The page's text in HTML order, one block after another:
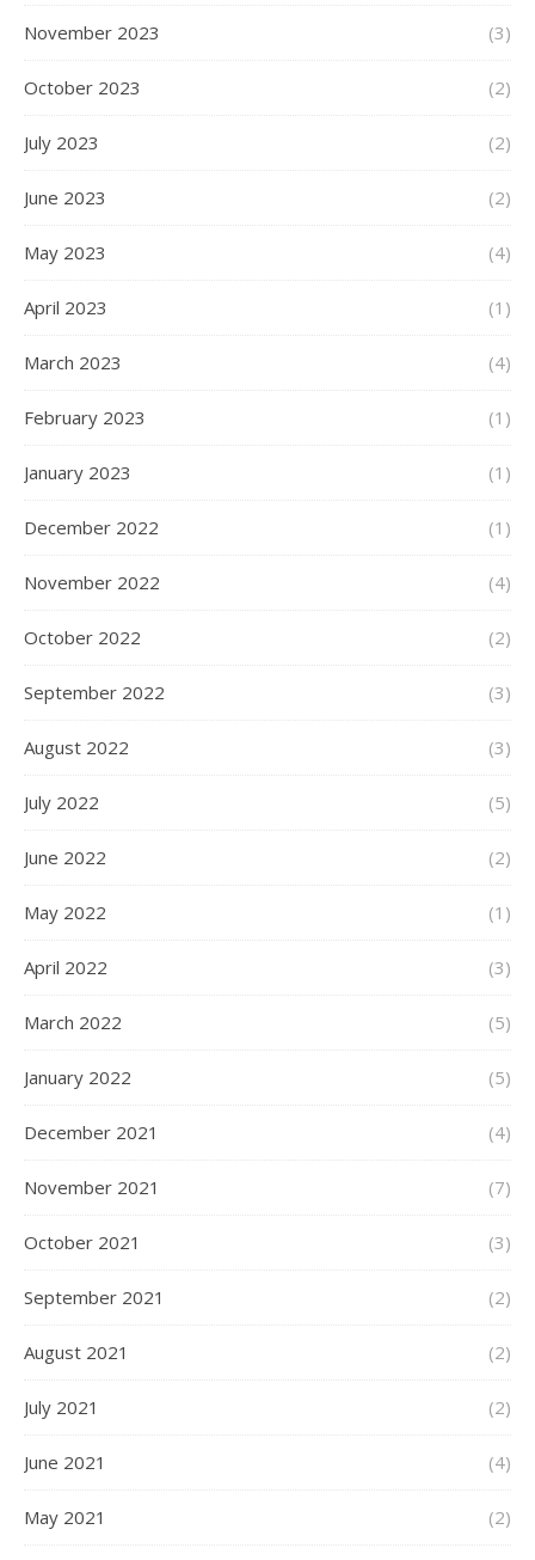
November 2023 (3)
October 2023 (2)
July 2023 (2)
June 2023 (2)
May 2023 (4)
April 2023 (1)
March 2023 (4)
February 2023 (1)
January 2023 (1)
December 2022 (1)
November 2022 (4)
October 2022 (2)
September 2022 (3)
August 2022 (3)
July 2022 (5)
June 2022 (2)
May 2022 (1)
April 2022 (3)
March 2022 (5)
January 2022 (5)
December 2021 (4)
November 2021 (7)
October 2021 (3)
September 2021 (2)
August 2021 (2)
July 2021 (2)
June 2021 (4)
May 2021 (2)